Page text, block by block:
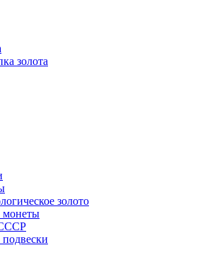
золота
золото
монеты